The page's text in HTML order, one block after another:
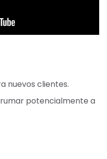
nuevos clientes.
potencialmente a